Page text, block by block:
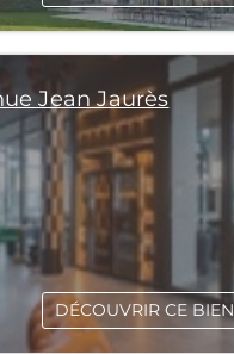
Jean Jaurès
DÉCOUVRIR CE BIEN